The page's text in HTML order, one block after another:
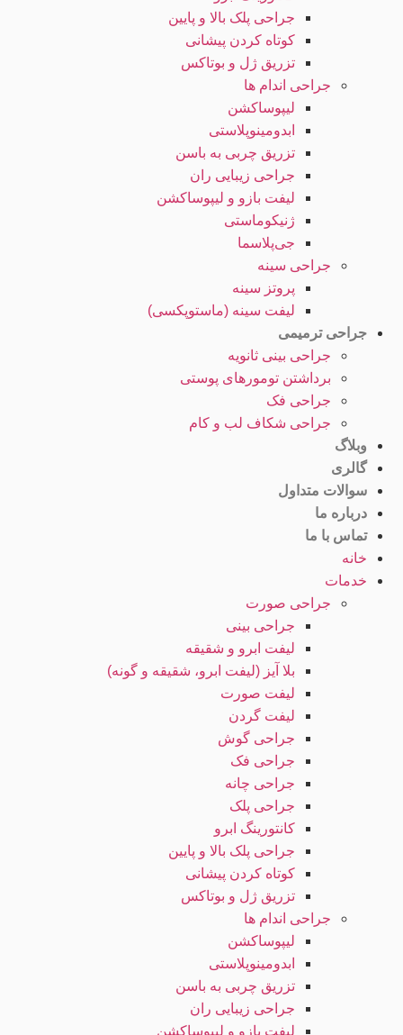
جراحی پلک بالا و پایین
کوتاه کردن پیشانی
تزریق ژل و بوتاکس
جراحی اندام ها
لیپوساکشن
ابدومینوپلاستی
تزریق چربی به باسن
جراحی زیبایی ران
لیفت بازو و لیپوساکشن
ژنیکوماستی
جی‌پلاسما
جراحی سینه
پروتز سینه
لیفت سینه (ماستوپکسی)
جراحی ترمیمی
جراحی بینی ثانویه
برداشتن تومورهای پوستی
جراحی فک
جراحی شکاف لب و کام
وبلاگ
گالری
سوالات متداول
درباره ما
تماس با ما
خانه
خدمات
جراحی صورت
جراحی بینی
لیفت ابرو و شقیقه
بلا آیز (لیفت ابرو، شقیقه و گونه)
لیفت صورت
لیفت گردن
جراحی گوش
جراحی فک
جراحی چانه
جراحی پلک
کانتورینگ ابرو
جراحی پلک بالا و پایین
کوتاه کردن پیشانی
تزریق ژل و بوتاکس
جراحی اندام ها
لیپوساکشن
ابدومینوپلاستی
تزریق چربی به باسن
جراحی زیبایی ران
لیفت بازو و لیپوساکشن